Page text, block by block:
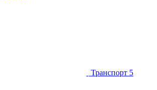
Транспорт 5